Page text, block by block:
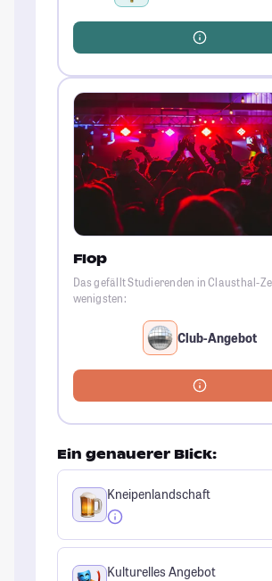
Flop
Das gefällt Studierenden in Clausthal-
wenigsten:
Club-Angebot
Ein genauerer Blick:
Kneipenlandschaft
Kulturelles Angebot